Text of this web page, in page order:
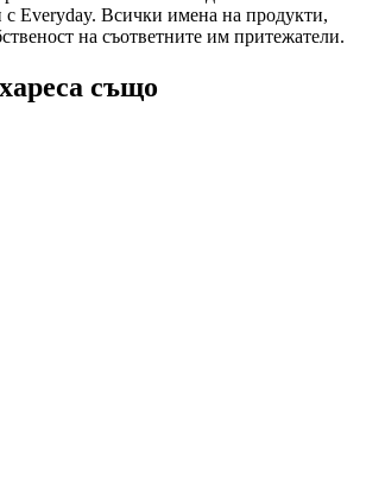
с Everyday. Всички имена на продукти,
на съответните им притежатели.
също